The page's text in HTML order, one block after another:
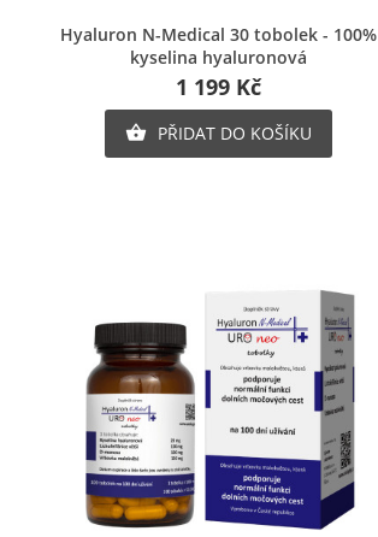
Rychlý náhled
Hyaluron N-Medical 30 tobolek - 100%
kyselina hyaluronová
1 199 Kč
 PŘIDAT DO KOŠÍKU
add_circle_outlineVytvořit nový seznam
Vytvořit seznam oblíbených produktů
Zrušit